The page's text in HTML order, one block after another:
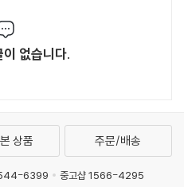
없습니다.
상품 주문/배송
6399
중고샵 1566-4295